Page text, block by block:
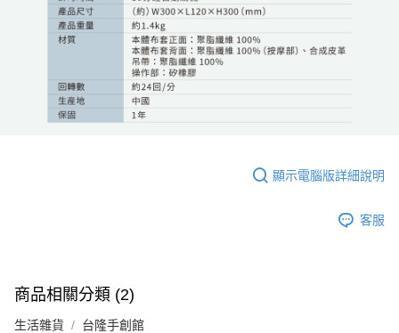
顯示電腦版詳細說明
客服
商品相關分類 (2)
生活雜貨 台隆手創館